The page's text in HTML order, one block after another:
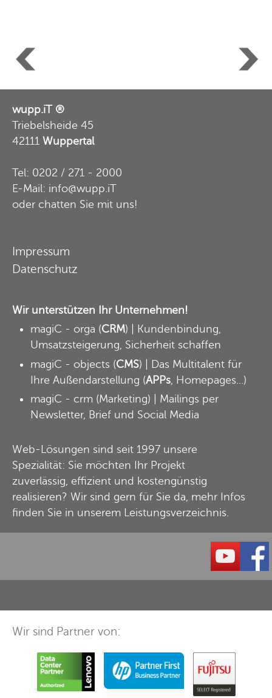
wupp.iT ®
Triebelsheide 45
42111 Wuppertal
Tel: 0202 / 271 - 2000
E-Mail: info@wupp.iT
oder chatten Sie mit uns!
Impressum
Datenschutz
Wir unterstützen Ihr Unternehmen!
magiC - orga (CRM) | Kundenbindung,
Umsatzsteigerung, Sicherheit schaffen
magiC - objects (CMS) | Das Multitalent für
Ihre Außendarstellung (APPs , Homepages...)
magiC - crm (Marketing) | Mailings per
Newsletter, Brief und Social Media
Web-Lösungen sind seit 1997 unsere
Spezialität: Sie möchten Ihr Projekt
zuverlässig, effizient und kostengünstig
realisieren? Wir sind gern für Sie da, mehr Infos
finden Sie in unserem Leistungsverzeichnis.
Wir sind Partner von: